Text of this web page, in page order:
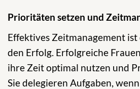
Prioritäten setzen und
Effektives Zeitmanagement
den Erfolg. Erfolgreiche
ihre Zeit optimal nutzen und
Sie delegieren Aufgaben,